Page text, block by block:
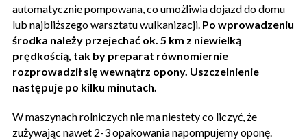
automatycznie pompowana, co umożliwia dojazd do domu
lub najbliższego warsztatu wulkanizacji. Po wprowadzeniu
środka należy przejechać ok. 5 km z niewielką
prędkością, tak by preparat równomiernie
rozprowadził się wewnątrz opony. Uszczelnienie
następuje po kilku minutach.
W maszynach rolniczych nie ma niestety co liczyć, że
zużywając nawet 2-3 opakowania napompujemy oponę.